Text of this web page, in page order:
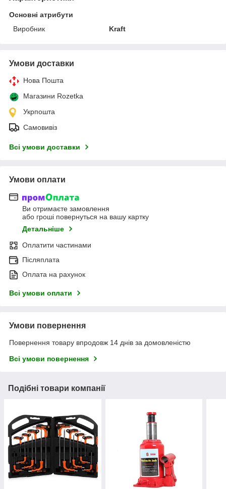
Основні атрибути
Виробник
Kraft
Умови доставки
Нова Пошта
Магазини Rozetka
Укрпошта
Самовивіз
Всі умови доставки
Умови оплати
Ви отримаєте замовлення
або гроші повернуться на вашу картку
Детальніше
Оплатити частинами
Післяплата
Оплата на рахунок
Всі умови оплати
Умови повернення
Повернення товару впродовж 14 днів за домовленістю
Всі умови повернення
Подібні товари компанії